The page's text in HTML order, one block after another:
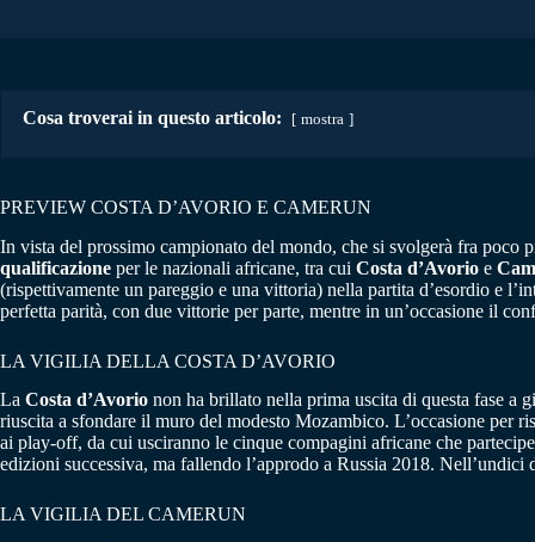
Cosa troverai in questo articolo: mostra
PREVIEW COSTA D’AVORIO E CAMERUN
In vista del prossimo campionato del mondo, che si svolgerà fra poco
qualificazione per le nazionali africane, tra cui Costa d’Avorio e
(rispettivamente un pareggio e una vittoria) nella partita d’esordio e
perfetta parità, con due vittorie per parte, mentre in un’occasione il
LA VIGILIA DELLA COSTA D’AVORIO
La Costa d’Avorio non ha brillato nella prima uscita di questa fase a
riuscita a sfondare il muro del modesto Mozambico. L’occasione per
ai play-off, da cui usciranno le cinque compagini africane che
edizioni successiva, ma fallendo l’approdo a Russia 2018. Nell’undici
LA VIGILIA DEL CAMERUN